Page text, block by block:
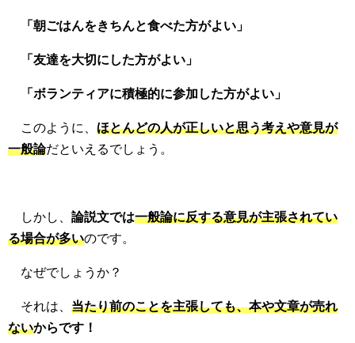
「朝ごはんをきちんと食べた方がよい」
「友達を大切にした方がよい」
「ボランティアに積極的に参加した方がよい」
このように、 ほとんどの人が正しいと思う考えや意見が
一般論だといえるでしょう。
しかし、 論説文では一般論に反する意見が主張されてい
る場合が多いのです。
なぜでしょうか？
それは、 当たり前のことを主張しても、本や文章が売れ
ないからです！